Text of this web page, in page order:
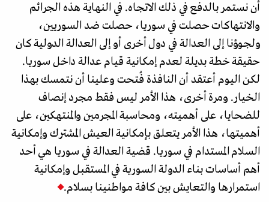
أن نستمر بالدفع في ذلك الاتجاه. في النهاية هذه الجرائم
والانتهاكات حصلت في سوريا، حصلت ضد السوريين،
ولجوؤنا إلى العدالة في دول أخرى أو إلى العدالة الدولية كان
حقيقة خطة بديلة لعدم إمكانية قيام عدالة داخل سوريا.
لكن اليوم أعتقد أن النافذة فُتحت وعلينا أن نتمسك بهذا
الخيار. ومرة أخرى، هذا الأمر ليس فقط مجرد إنصاف
للضحايا، على أهميته، ومحاسبة المجرمين والمنتهكين، على
أهميتها، هذا الأمر يتعلق بإمكانية العيش المشترك وإمكانية
السلام المستدام في سوريا. قضية العدالة في سوريا هي أحد
أهم أساسات بناء الدولة السورية في المستقبل وإمكانية
استمرارها والتعايش بين كافة مواطنينا بسلام.